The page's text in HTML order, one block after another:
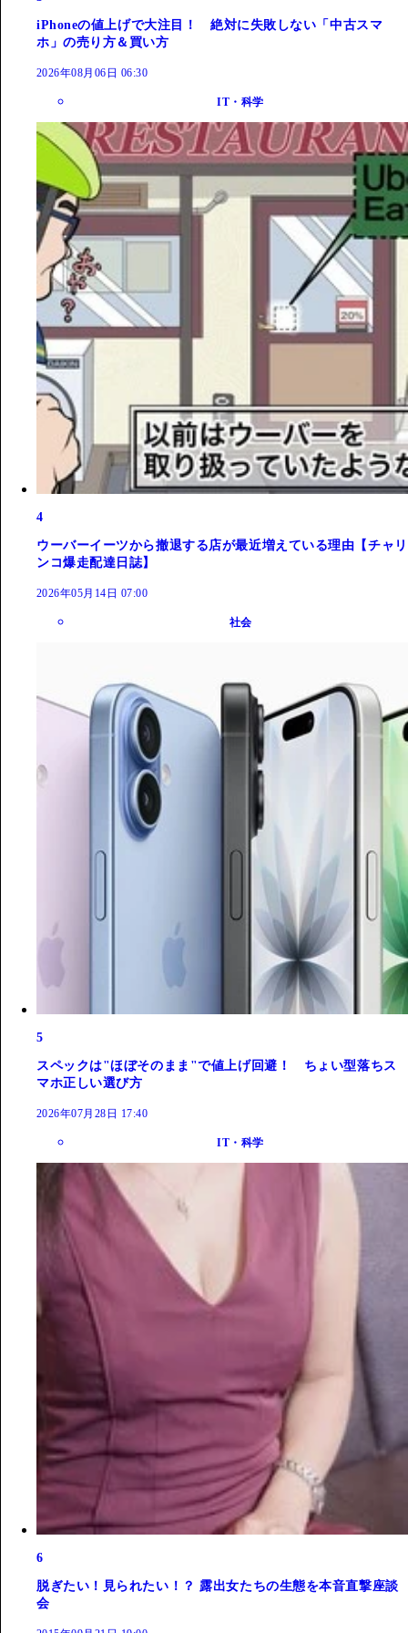
iPhoneの値上げで大注目！ 絶対に失敗しない「中古スマ
ホ」の売り方＆買い方
2026年08月06日 06:30
IT・科学
4
ウーバーイーツから撤退する店が最近増えている理由【チャリ
ンコ爆走配達日誌】
2026年05月14日 07:00
社会
5
スペックは"ほぼそのまま"で値上げ回避！ ちょい型落ちス
マホ正しい選び方
2026年07月28日 17:40
IT・科学
6
脱ぎたい！見られたい！？ 露出女たちの生態を本音直撃座談
会